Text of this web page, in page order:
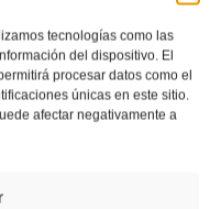
tecnologías como las
del dispositivo. El
procesar datos como el
únicas en este sitio.
afectar negativamente a
información